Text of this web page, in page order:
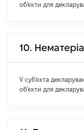
об'єкти для
10.
У суб'єкта
об'єкти для